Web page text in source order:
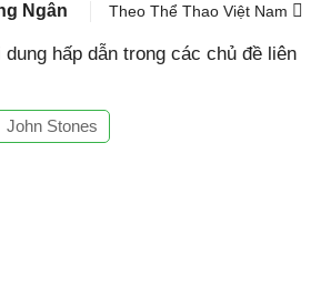
Ngân Theo Thể Thao Việt Nam
dung hấp dẫn trong các chủ đề liên
John Stones